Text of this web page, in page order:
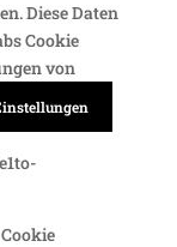
Diese Daten
Cookie
von